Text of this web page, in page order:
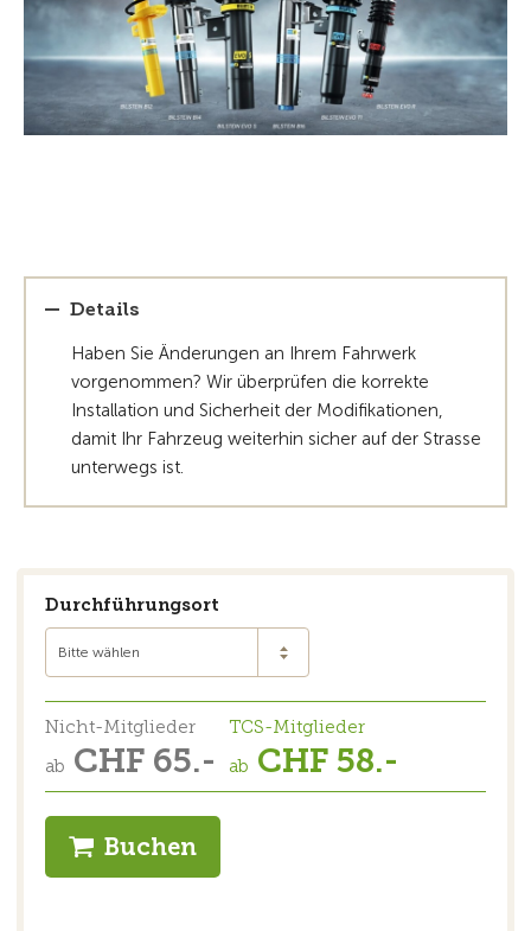
Details
Haben Sie Änderungen an Ihrem Fahrwerk
vorgenommen? Wir überprüfen die korrekte
Installation und Sicherheit der Modifikationen,
damit Ihr Fahrzeug weiterhin sicher auf der Strasse
unterwegs ist.
Durchführungsort
Bitte wählen
Nicht-Mitglieder
ab CHF 65.-
TCS-Mitglieder
ab CHF 58.-
Buchen